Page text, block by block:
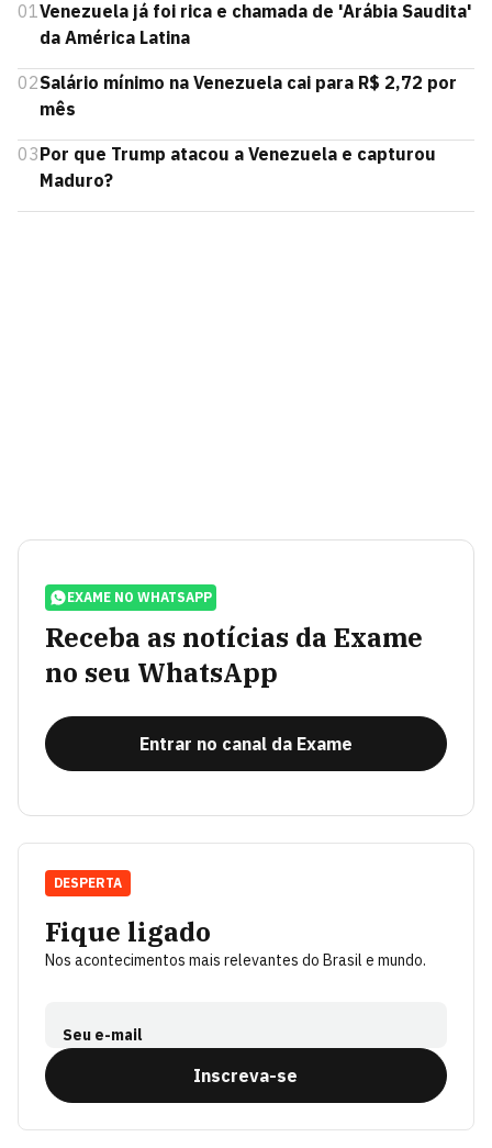
01Venezuela já foi rica e chamada de 'Arábia Saudita'
da América Latina
02Salário mínimo na Venezuela cai para R$ 2,72 por
mês
03Por que Trump atacou a Venezuela e capturou
Maduro?
EXAME NO WHATSAPP
Receba as notícias da Exame
no seu WhatsApp
Entrar no canal da Exame
Fique ligado
Nos acontecimentos mais relevantes do Brasil e mundo.
Seu e-mail
Inscreva-se
DESPERTA